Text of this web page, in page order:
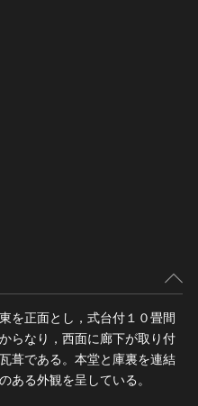
を正面とし，式台付１０畳間
らなり，西面に廊下が取り付
葺である。本堂と庫裏を連結
ある外観を呈している。